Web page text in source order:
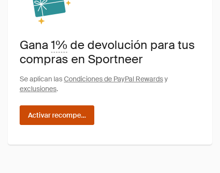
Gana1% de devolución para tus
compras en Sportneer
Se aplican lasCondiciones de PayPal Rewardsy
exclusiones.
Activar recompensas